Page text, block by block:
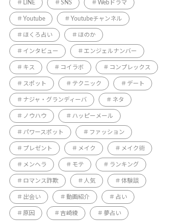
LINE SNS Webドラマ
Youtube Youtubeチャンネル
ほくろ占い ほのか
インタビュー エンジェルナンバー
キス コイラボ コンプレックス
スポット テクニック デート
ナジャ・グランディーバ ネタ
ノウハウ ハッピーメール
パワースポット ファッション
プレゼント メイク メイク術
メンヘラ モテ ランキング
ロマンス詐欺 人気 体験談
出会い 動画紹介 占い
原因 吉崎綾 夢占い